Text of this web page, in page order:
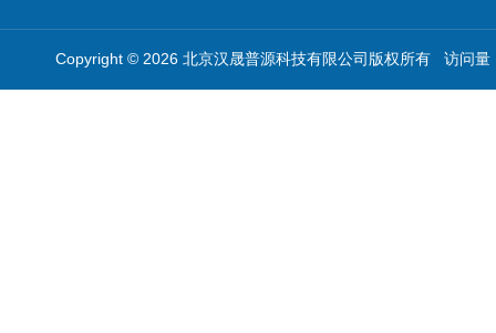
Copyright © 2026 北京汉晟普源科技有限公司版权所有 访问量